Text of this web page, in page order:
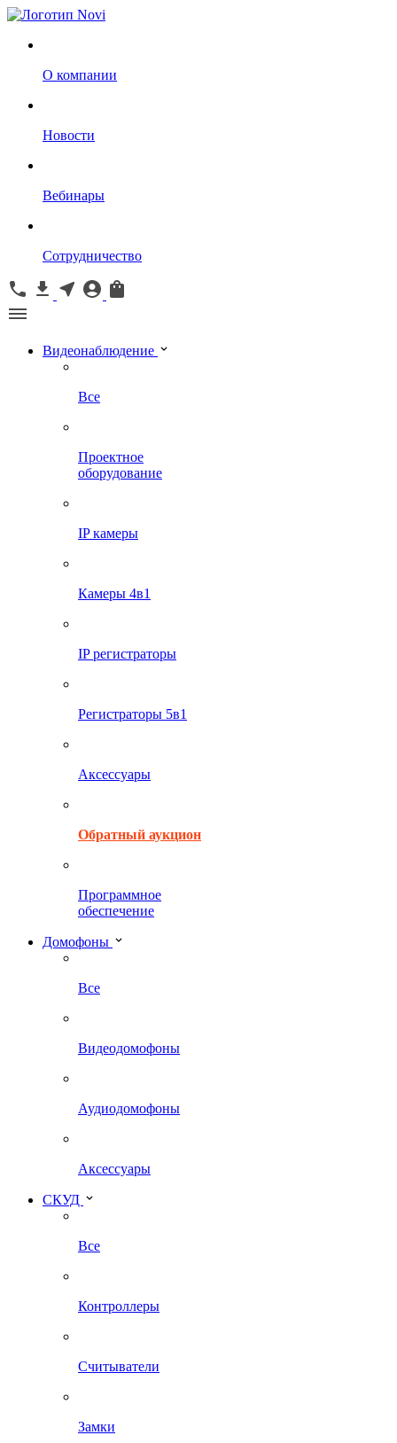
О компании
Новости
Вебинары
Сотрудничество
Видеонаблюдение
Все
Проектное
оборудование
IP камеры
Камеры 4в1
IP регистраторы
Регистраторы 5в1
Аксессуары
Обратный аукцион
Программное
обеспечение
Домофоны
Все
Видеодомофоны
Аудиодомофоны
Аксессуары
СКУД
Все
Контроллеры
Считыватели
Замки